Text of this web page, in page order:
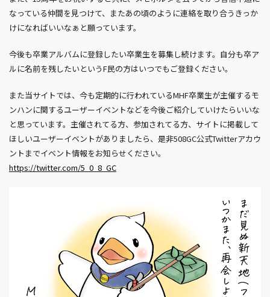
なっている仲間を見つけて、またあの頃のように連絡を取り合うきっか
けになればいいなぁと願っています。
今後も卒業アルバムに登録したい卒業生を募集し続けます。自分も卒ア
ルに名前を残したいというF民の方はいつでもご登録ください。
また当サイトでは、今も定期的に行われているMHF卒業生が主催するモ
ンハンに関するユーザーイベントなどを今後ご紹介していけたらいいな
と思っています。主催されてる方、参加されてる方、サイトに掲載して
ほしいユーザーイベントがありましたら、是非508GC公式Twitterアカウ
ントまでイベント情報をお知らせください。
https://twitter.com/5_0_8_GC